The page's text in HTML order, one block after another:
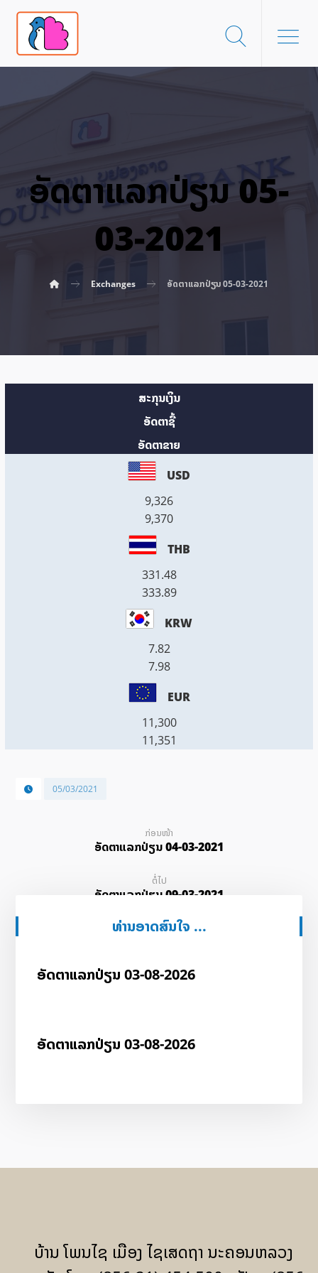
ອັດ​ຕາ​ແລກ​ປ່ຽນ 05-
03-2021
Exchanges ອັດ​ຕາ​ແລກ​ປ່ຽນ 05-03-2021
ສະກຸນເງິນ
ອັດຕາຊື້
ອັດຕາຂາຍ
USD
9,326
9,370
THB
331.48
333.89
KRW
7.82
7.98
EUR
11,300
11,351
05/03/2021
ກ່ອນໜ້າ
ອັດ​ຕາ​ແລກ​ປ່ຽນ 04-03-2021
ຕໍ່ໄປ
ອັດ​ຕາ​ແລກ​ປ່ຽນ 09-03-2021
ທ່ານອາດສົນໃຈ ...
ອັດ​ຕາ​ແລກ​ປ່ຽນ 03-08-2026
ອັດ​ຕາ​ແລກ​ປ່ຽນ 03-08-2026
ບ້ານ ໂພນໄຊ ເມືອງ ໄຊເສດຖາ ນະຄອນຫລວງ